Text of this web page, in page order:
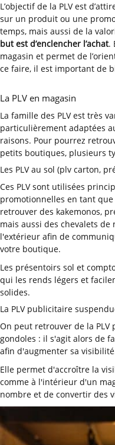
L’objectif de la PLV est
sur un produit ou une
temps, mais aussi de la
but est d’enclencher l’achat.
magasin et permet de
ce faire, il est important de
La PLV en magasin
La famille des PLV est très
particulièrement adaptées
raisons. Pour pourrez
petits boutiques, plusieurs
Les PLV au sol (plv carton,
Ces PLV sont utilisées
promotionnelles en tant
retrouver des kakemonos,
mais aussi des chevalets
l'extérieur afin de
votre boutique.
Les présentoirs sol et
qui les rends légers et
solides.
La PLV publicitaire
On peut retrouver de la
gondoles : il s'agit alors de
afin d'augmenter sa
Elle permet d'accroître la
comme à l'intérieur d'un
nombre et de convertir des